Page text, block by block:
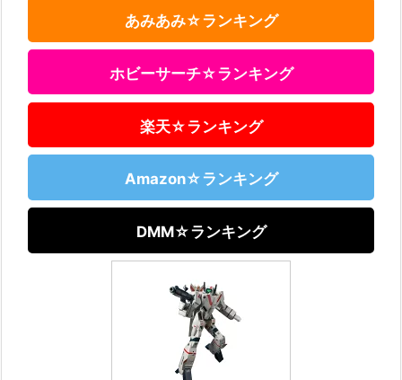
あみあみ☆ランキング
ホビーサーチ☆ランキング
楽天☆ランキング
Amazon☆ランキング
DMM☆ランキング